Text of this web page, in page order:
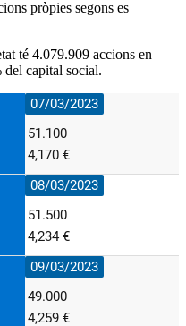
pròpies segons es
té 4.079.909 accions en
del capital social.